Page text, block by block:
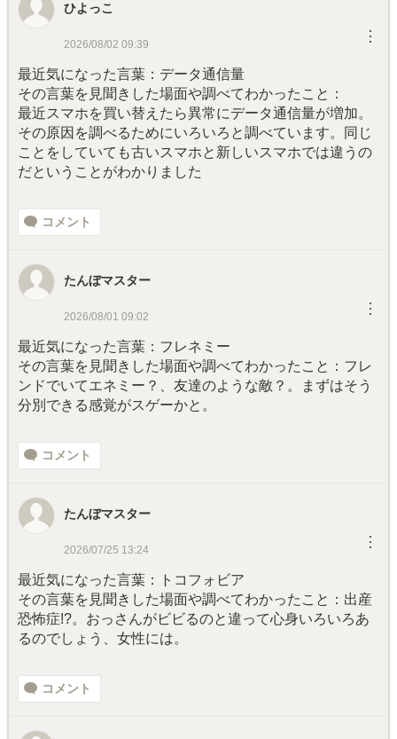
ひよっこ
2026/08/02 09:39 ︙
最近気になった言葉：データ通信量
その言葉を見聞きした場面や調べてわかったこと：
最近スマホを買い替えたら異常にデータ通信量が増加。
その原因を調べるためにいろいろと調べています。同じ
ことをしていても古いスマホと新しいスマホでは違うの
だということがわかりました
コメント
たんぼマスター
2026/08/01 09:02 ︙
最近気になった言葉：フレネミー
その言葉を見聞きした場面や調べてわかったこと：フレ
ンドでいてエネミー？、友達のような敵？。まずはそう
分別できる感覚がスゲーかと。
コメント
たんぼマスター
2026/07/25 13:24 ︙
最近気になった言葉：トコフォビア
その言葉を見聞きした場面や調べてわかったこと：出産
恐怖症!?。おっさんがビビるのと違って心身いろいろあ
るのでしょう、女性には。
コメント